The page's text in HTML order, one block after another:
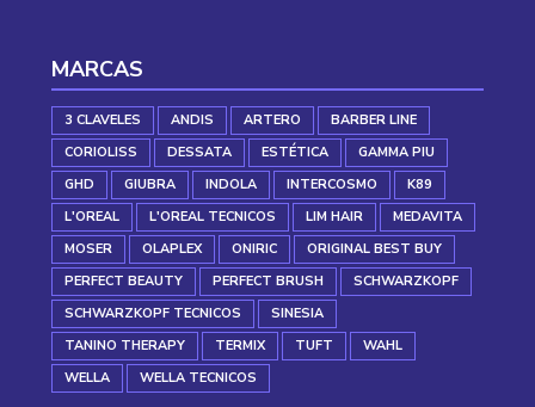
MARCAS
3 CLAVELES ANDIS ARTERO
BARBER LINE
CORIOLISS
DESSATA ESTÉTICA
GAMMA PIU
GHD
GIUBRA INDOLA INTERCOSMO
K89
L'OREAL
L'OREAL TECNICOS LIM HAIR
MEDAVITA
MOSER
OLAPLEX ONIRIC
ORIGINAL BEST BUY
PERFECT BEAUTY
PERFECT BRUSH
SCHWARZKOPF
SCHWARZKOPF TECNICOS
SINESIA
TANINO THERAPY
TERMIX TUFT
WAHL
WELLA
WELLA TECNICOS